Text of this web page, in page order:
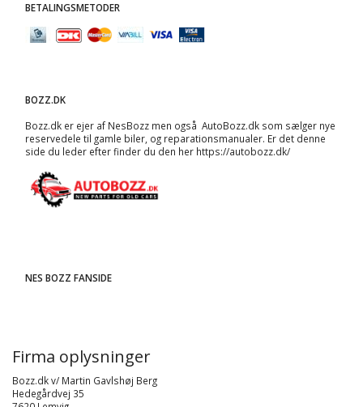
BETALINGSMETODER
BOZZ.DK
Bozz.dk er ejer af NesBozz men også AutoBozz.dk som sælger nye
reservedele til gamle biler, og reparationsmanualer. Er det denne
side du leder efter finder du den her https://autobozz.dk/
NES BOZZ FANSIDE
Firma oplysninger
Bozz.dk v/ Martin Gavlshøj Berg
Hedegårdvej 35